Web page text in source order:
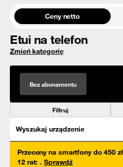
Ceny netto
Etui na telefon
Zmień kategorię
Bez abonamentu
Filtruj
Wyszukaj urządzenie
Przeceny na smartfony do 450
12 rat: . Sprawdź